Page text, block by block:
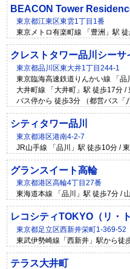
BEACON Tower
東京都江東区東雲1丁目1番
東京メトロ有楽町線 「豊洲」駅
クレストタワー品川シーサ
東京都品川区東大井1丁目244-1
東京臨海高速鉄道りんかい線 「
大井町線 「大井町」駅 徒歩17分 /
バス停から 徒歩3分 （都営バス「
シティタワー品川
東京都港区港南4-2-7
JR山手線 「品川」駅 徒歩10分 /
グランスイート高輪
東京都港区高輪4丁目27番
東海道本線 「品川」駅 徒歩7分 /
レコシティTOKYO（リ・
東京都足立区西新井栄町1-369-52
東武伊勢崎線「西新井」駅から徒
テラス大井町